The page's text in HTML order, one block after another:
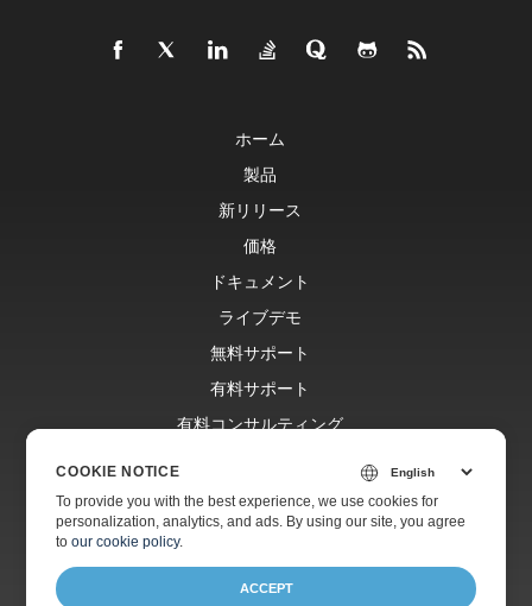
ホーム
製品
新リリース
価格
ドキュメント
ライブデモ
無料サポート
有料サポート
有料コンサルティング
ウェブサイト
会社情報
COOKIE NOTICE
To provide you with the best experience, we use cookies for
personalization, analytics, and ads. By using our site, you agree
toour cookie policy.
ACCEPT